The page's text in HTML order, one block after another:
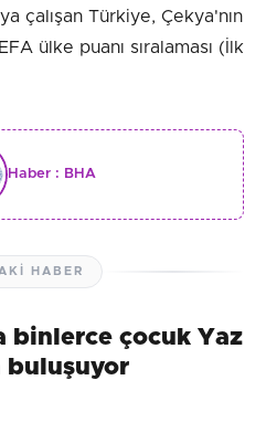
çalışan Türkiye, Çekya'nın
ülke puanı sıralaması (İlk
Haber : BHA
HABER
binlerce çocuk Yaz
buluşuyor